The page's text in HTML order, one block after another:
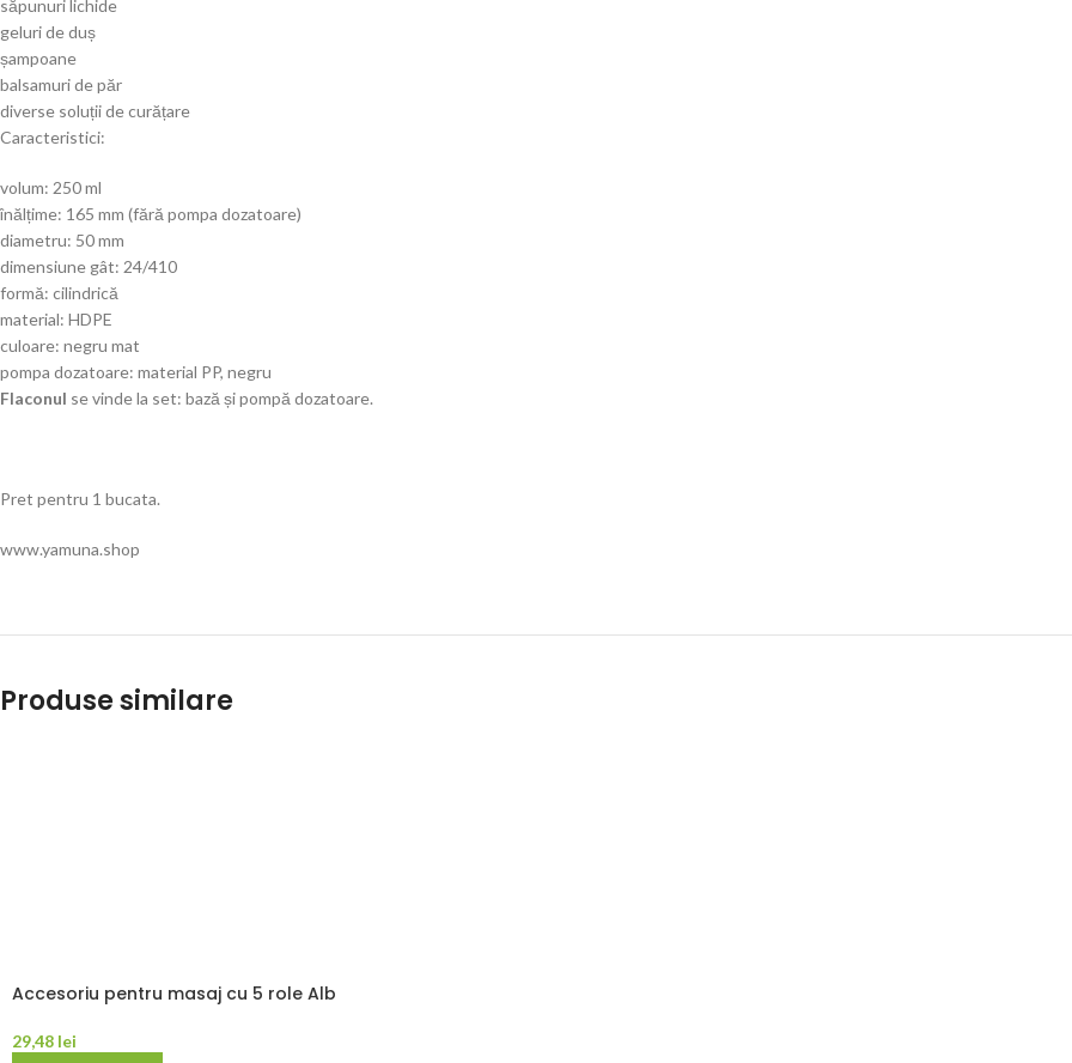
săpunuri lichide
geluri de duș
șampoane
balsamuri de păr
diverse soluții de curățare
Caracteristici:
volum: 250 ml
înălțime: 165 mm (fără pompa dozatoare)
diametru: 50 mm
dimensiune gât: 24/410
formă: cilindrică
material: HDPE
culoare: negru mat
pompa dozatoare: material PP, negru
Flaconul se vinde la set: bază și pompă dozatoare.
Pret pentru 1 bucata.
www.yamuna.shop
Produse similare
Accesoriu pentru masaj cu 5 role Alb
29,48 lei